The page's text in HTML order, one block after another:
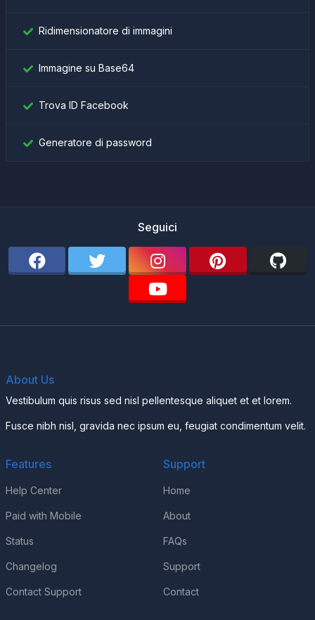
Ridimensionatore di immagini
Immagine su Base64
Trova ID Facebook
Generatore di password
Seguici
About Us
Vestibulum quis risus sed nisl pellentesque aliquet et et lorem.
Fusce nibh nisl, gravida nec ipsum eu, feugiat condimentum velit.
Features
Help Center
Paid with Mobile
Status
Changelog
Contact Support
Support
Home
About
FAQs
Support
Contact